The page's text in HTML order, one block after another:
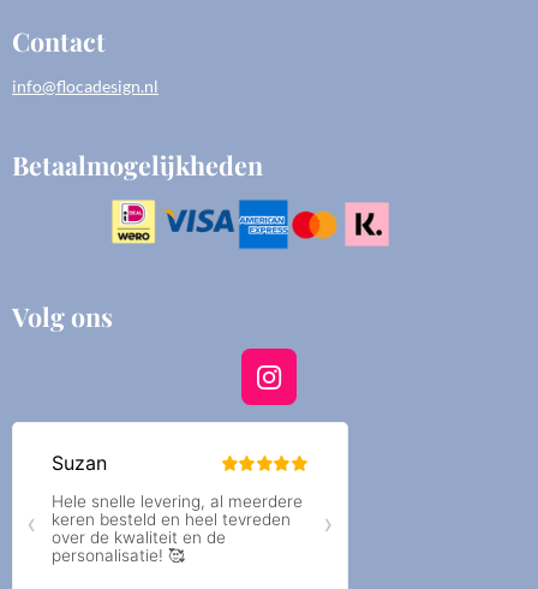
Contact
info@flocadesign.nl
Betaalmogelijkheden
Volg ons
I
n
t
a
g